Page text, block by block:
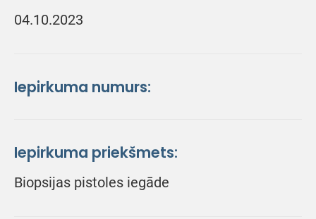
04.10.2023
Iepirkuma numurs:
Iepirkuma priekšmets:
Biopsijas pistoles iegāde